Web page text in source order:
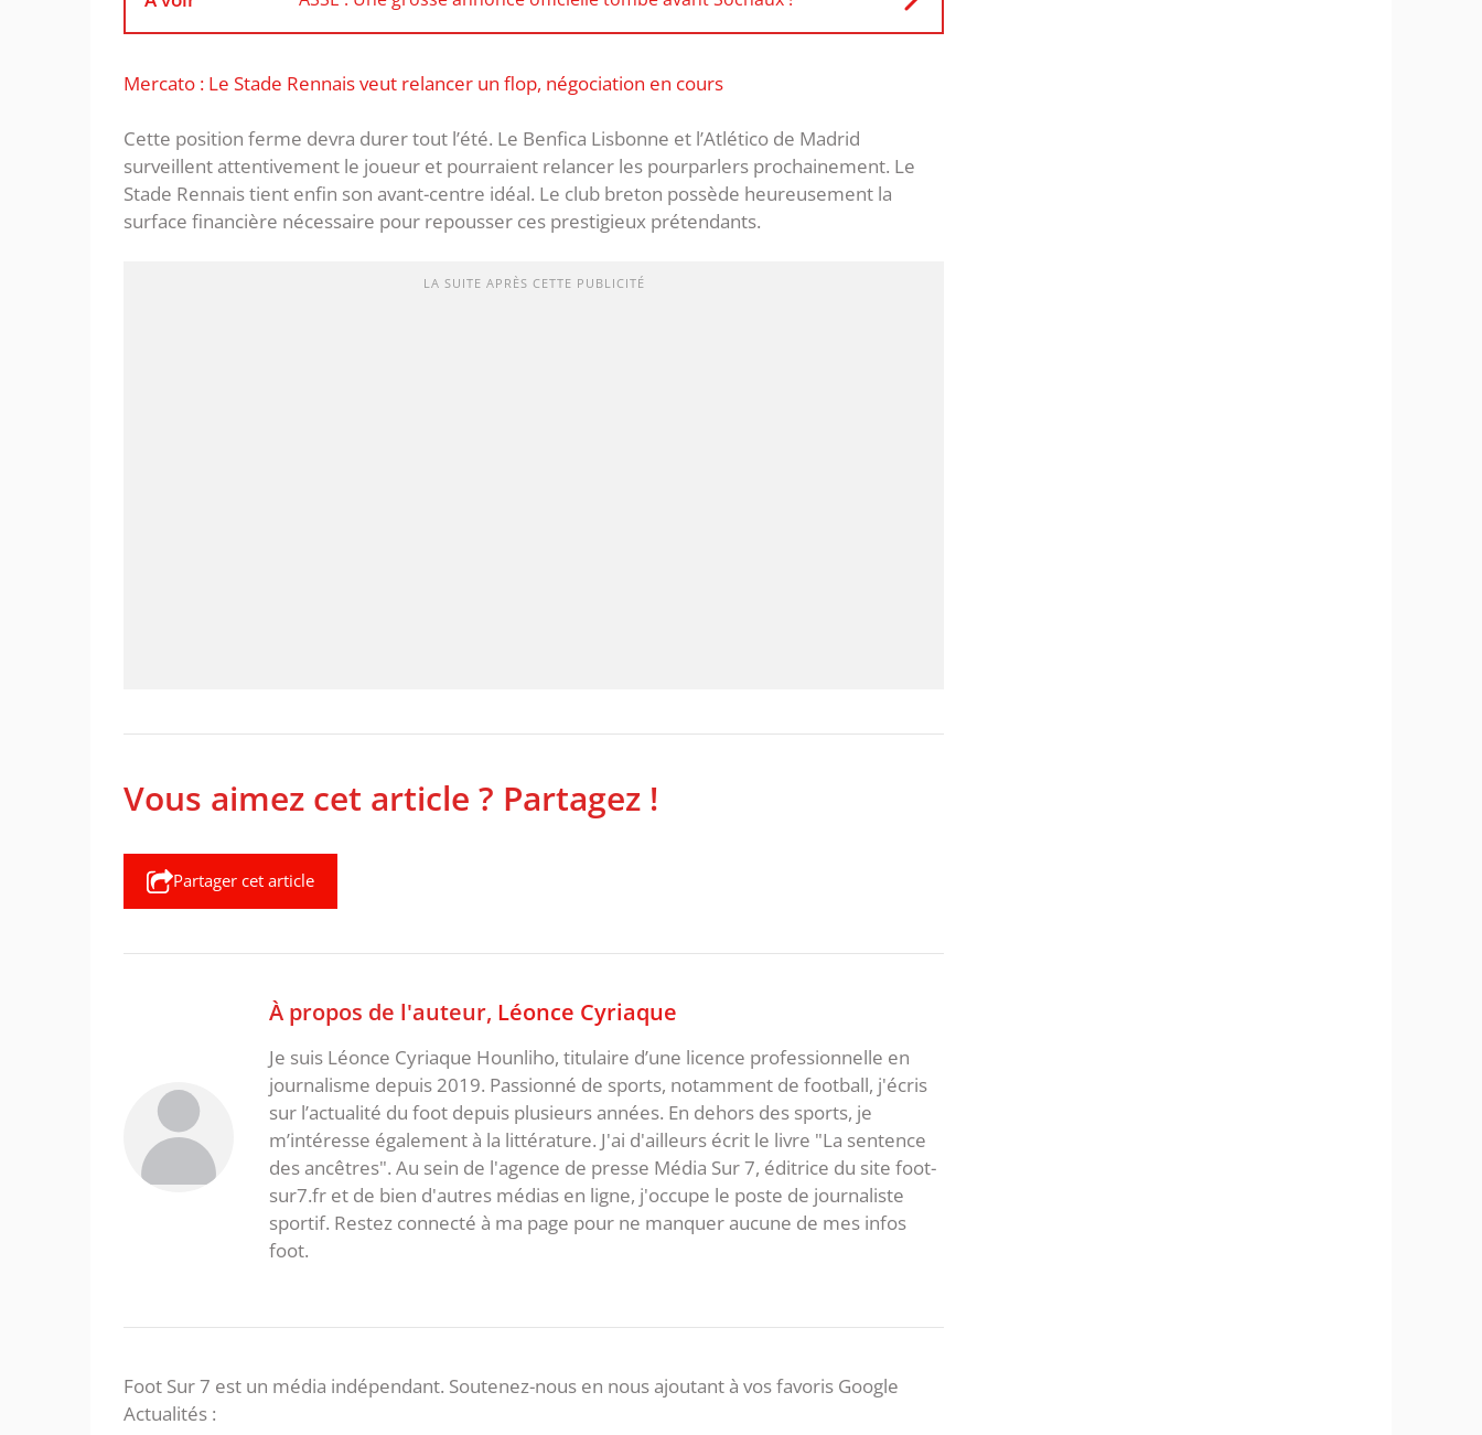
Mercato : Le Stade Rennais veut relancer un flop, négociation en cours
Cette position ferme devra durer tout l’été. Le Benfica Lisbonne et l’Atlético de Madrid
surveillent attentivement le joueur et pourraient relancer les pourparlers prochainement. Le
Stade Rennais tient enfin son avant-centre idéal. Le club breton possède heureusement la
surface financière nécessaire pour repousser ces prestigieux prétendants.
LA SUITE APRÈS CETTE PUBLICITÉ
Vous aimez cet article ? Partagez !
Partager cet article
À propos de l'auteur, Léonce Cyriaque
Je suis Léonce Cyriaque Hounliho, titulaire d’une licence professionnelle en
journalisme depuis 2019. Passionné de sports, notamment de football, j'écris
sur l’actualité du foot depuis plusieurs années. En dehors des sports, je
m’intéresse également à la littérature. J'ai d'ailleurs écrit le livre "La sentence
des ancêtres". Au sein de l'agence de presse Média Sur 7, éditrice du site foot-
sur7.fr et de bien d'autres médias en ligne, j'occupe le poste de journaliste
sportif. Restez connecté à ma page pour ne manquer aucune de mes infos
foot.
Foot Sur 7 est un média indépendant. Soutenez-nous en nous ajoutant à vos favoris Google
Actualités :